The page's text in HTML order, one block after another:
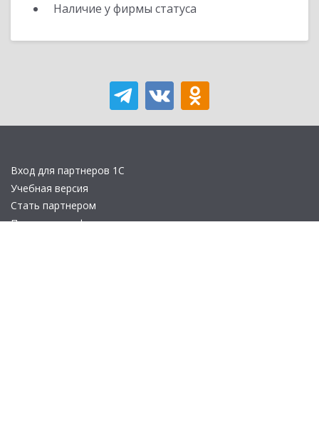
Наличие у фирмы статуса
Вход для партнеров 1С
Учебная версия
Стать партнером
Политика конфиденциальности